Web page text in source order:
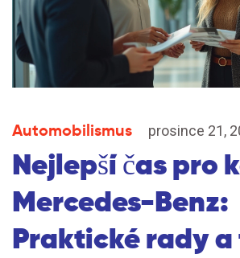
Automobilismus prosince 21,
Nejlepší čas pro
Mercedes-Benz:
Praktické rady